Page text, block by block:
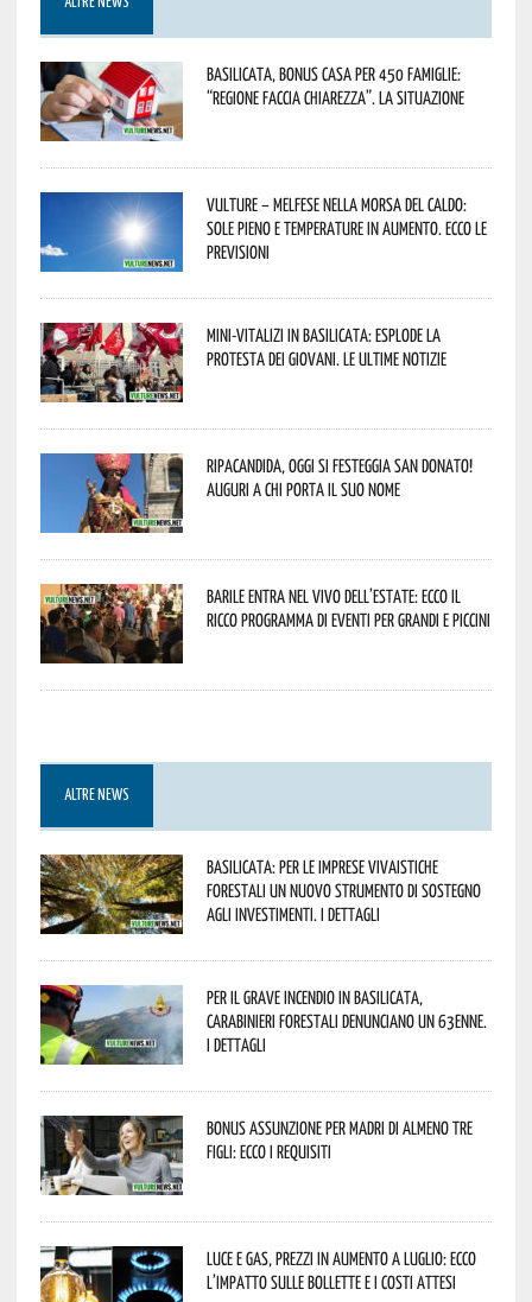
ALTRE NEWS
Basilicata, Bonus casa per 450 famiglie:
“Regione faccia chiarezza”. La situazione
Vulture – melfese nella morsa del caldo:
sole pieno e temperature in aumento. Ecco le
previsioni
Mini-vitalizi in Basilicata: esplode la
protesta dei giovani. Le ultime notizie
Ripacandida, oggi si festeggia San Donato!
Auguri a chi porta il suo nome
Barile entra nel vivo dell’estate: ecco il
ricco programma di eventi per grandi e piccini
ALTRE NEWS
Basilicata: per le imprese vivaistiche
forestali un nuovo strumento di sostegno
agli investimenti. I dettagli
Per il grave incendio in Basilicata,
Carabinieri forestali denunciano un 63enne.
I dettagli
Bonus assunzione per madri di almeno tre
figli: ecco i requisiti
Luce e gas, prezzi in aumento a luglio: ecco
l’impatto sulle bollette e i costi attesi